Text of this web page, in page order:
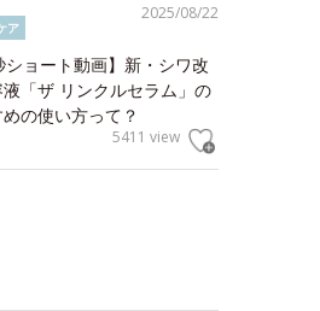
2025/08/22
ア
ショート動画】新・シワ改
「ザ リンクルセラム」の
の使い方って？
5411 view